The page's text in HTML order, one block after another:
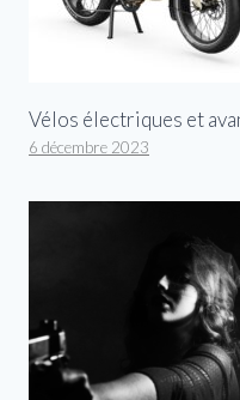
Vélos électriques et
6 décembre 2023